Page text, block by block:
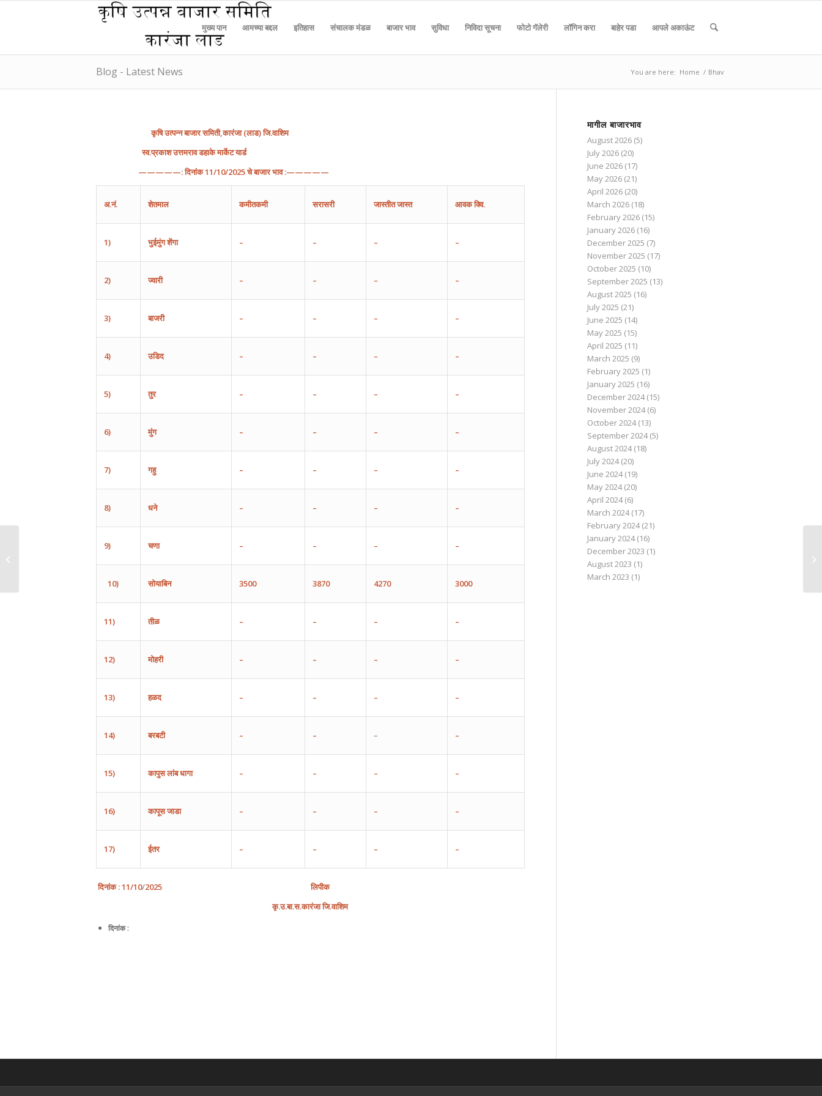
मुख्य पान आमच्या बद्दल इतिहास संचालक मंडळ बाजार भाव सुविधा निविदा सूचना फोटो गॅलेरी लॉगिन करा बाहेर पडा आपले अकाऊंट
Blog - Latest News You are here: Home / Bhav
कृषिउत्पन्नबाजारसमिती,कारंजा(लाड)जि.वाशिम
स्व.प्रकाश उत्तमराव डहाके मार्केट यार्ड
—————:दिनांक11/10/2025चेबाजारभाव:—————
अ.नं. शेतमाल कमीतकमी सरासरी जास्तीतजास्त आवकक्वि.
1) भुईमुंगशेंगा – – – –
2) ज्वारी – – – –
3) बाजरी – – – –
4) उडिद – – – –
5) तुर – – – –
6) मुंग – – – –
7) गहु – – – –
8) धने – – – –
9) चणा – – – –
10) सोयाबिन 3500 3870 4270 3000
11) तीळ – – – –
12) मोहरी – – – –
13) हळद – – – –
14) बरबटी – – – –
15) कापुसलांबधागा – – – –
16) कापूसजाडा – – – –
17) ईतर – – – –
दिनांक :11/10/2025
लिपीक
कृ.उ.बा.स.कारंजाजि.वाशिम
दिनांक :
मागील बाजारभाव
August 2026(5)
July 2026(20)
June 2026(17)
May 2026(21)
April 2026(20)
March 2026(18)
February 2026(15)
January 2026(16)
December 2025 (7)
November 2025 (17)
October 2025 (10)
September 2025 (13)
August 2025 (16)
July 2025 (21)
June 2025 (14)
May 2025 (15)
April 2025 (11)
March 2025 (9)
February 2025 (1)
January 2025 (16)
December 2024(15)
November 2024(6)
October 2024(13)
September 2024(5)
August 2024(18)
July 2024(20)
June 2024(19)
May 2024(20)
April 2024(6)
March 2024(17)
February 2024(21)
January 2024(16)
December 2023 (1)
August 2023 (1)
March 2023 (1)